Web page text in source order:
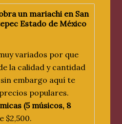
un mariachi en San
Estado de México
variados por que
la calidad y cantidad
embargo aquí te
populares.
(5 músicos, 8
$2,500.